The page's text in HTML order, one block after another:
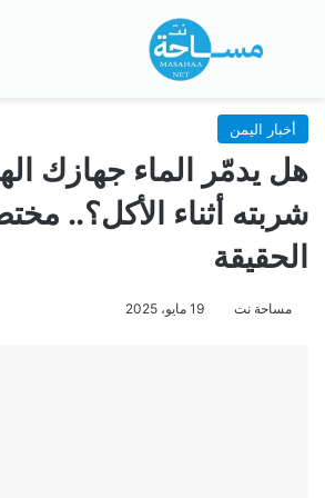
بحث عن
أخبار اليمن
هل يدمّر الماء جهازك
شربته أثناء الأكل؟..
الحقيقة
مساحة نت 19 مايو، 2025